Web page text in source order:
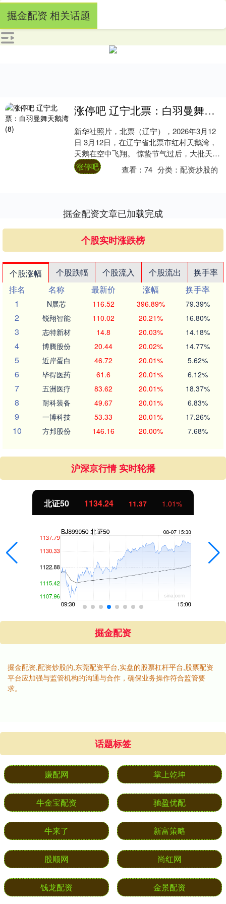
掘金配资 相关话题
涨停吧 辽宁北票：白羽曼舞天鹅湾(8)
新华社照片，北票（辽宁），2026年3月12
日 3月12日，在辽宁省北票市红村天鹅湾，
天鹅在空中飞翔。 惊蛰节气过后，大批天鹅
在辽宁省北票市红村天鹅湾栖息停歇，....
涨停吧 查看：74 分类：配资炒股的
掘金配资文章已加载完成
个股实时涨跌榜
个股涨幅 个股跌幅 个股流入 个股流出
换手率
排名
名称 最新价 涨幅
换手率
1
N展芯 116.52 396.89% 79.39%
2 锐翔智能 110.02 20.21% 16.80%
3 志特新材 14.8 20.03% 14.18%
4 博腾股份 20.44 20.02% 14.77%
5 近岸蛋白 46.72 20.01% 5.62%
6 毕得医药 61.6 20.01% 6.12%
7 五洲医疗 83.62 20.01% 18.37%
8 耐科装备 49.67 20.01% 6.83%
9 一博科技 53.33 20.01% 17.26%
10 方邦股份 146.16 20.00% 7.68%
沪深京行情 实时轮播
北证50 1134.24 11.37 1.01%
掘金配资
掘金配资,配资炒股的,东莞配资平台,实盘的股票杠杆平台,股票配资
平台应加强与监管机构的沟通与合作，确保业务操作符合监管要
求。
话题标签
赚配网 掌上乾坤
牛金宝配资 驰盈优配
牛来了 新富策略
股顺网 尚红网
钱龙配资 金景配资